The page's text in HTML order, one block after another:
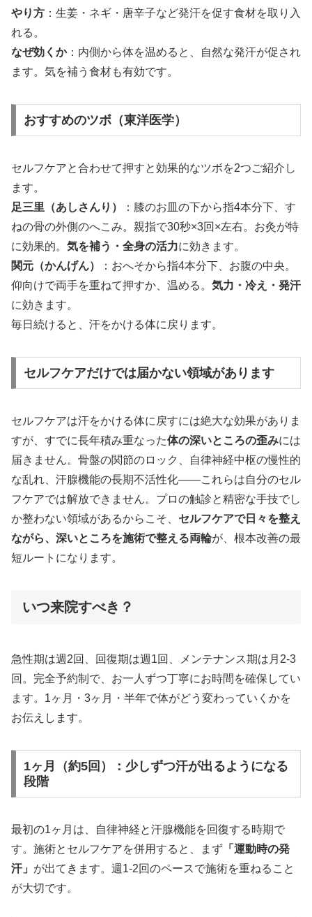
やり方 ：生姜・ネギ・唐辛子など発汗を促す食材を取り入
れる。
なぜ効くか：内側から体を温めると、自然な発汗が促され
ます。気を補う食材も有効です。
おすすめのツボ（東洋医学）
セルフケアと合わせて押すと効果的なツボを2つご紹介し
ます。
足三里（あしさんり）
：膝のお皿の下から指4本分下、す
ねの骨の外側のへこみ。親指で30秒×3回×左右。お灸が特
に効果的。 気を補う・全身の活力に効きます。
関元（かんげん）
：おへそから指4本分下、お腹の中央。
仰向けで両手を重ねて押すか、温める。 気力・冷え・発汗
に効きます。
毎日続けると、汗をかける体に戻ります。
セルフケアだけでは届かない領域があります
セルフケアは汗をかける体に戻すには絶大な効果がありま
すが、すでに長年積み重なった体の深いところの歪みには
届きません。骨盤の関節のロック、自律神経中枢の慢性的
な乱れ、汗腺機能の長期不活性化——これらは自分のセル
フケアでは解放できません。プロの触診と精密な手技でし
か整わない領域があるからこそ、 セルフケアで日々を整え
ながら、深いところを施術で整える両輪が、根本改善の最
短ルートになります。
いつ来院すべき？
急性期は週2回、回復期は週1回、メンテナンス期は月2-3
回。完全予約制で、お一人ずつ丁寧にお時間を確保してい
ます。1ヶ月・3ヶ月・半年で体がどう変わっていくかを
お伝えします。
1ヶ月（約5回）：少しずつ汗が出るようになる
段階
最初の1ヶ月は、自律神経と汗腺機能を回復する時期で
す。施術とセルフケアを併用すると、まず 「運動時の発
汗」 が出てきます。週1-2回のペースで施術を重ねること
が大切です。